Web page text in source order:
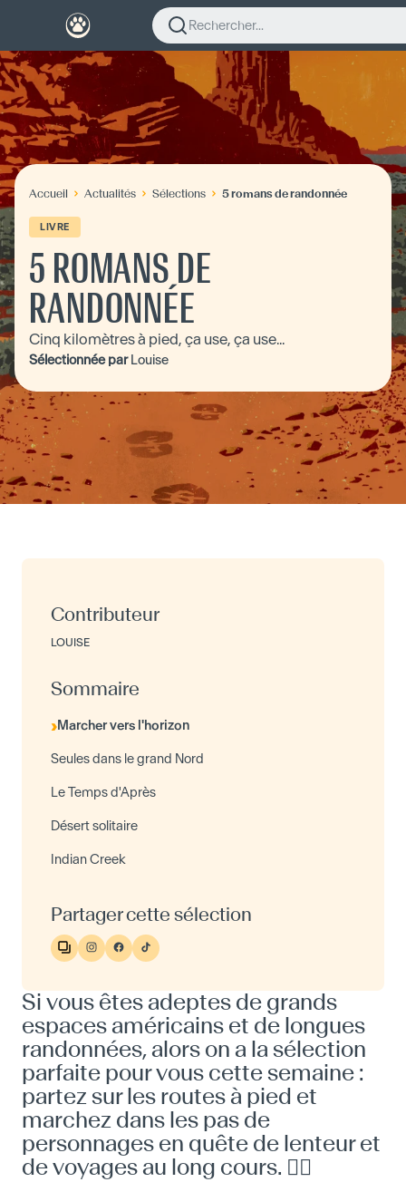
Rechercher...
Accueil Actualités Sélections 5 romans de randonnée
LIVRE
5 ROMANS DE
RANDONNÉE
Cinq kilomètres à pied, ça use, ça use...
Sélectionnée par Louise
Contributeur
LOUISE
Sommaire
Marcher vers l'horizon
Seules dans le grand Nord
Le Temps d'Après
Désert solitaire
Indian Creek
Partager cette sélection
Si vous êtes adeptes de grands
espaces américains et de longues
randonnées, alors on a la sélection
parfaite pour vous cette semaine :
partez sur les routes à pied et
marchez dans les pas de
personnages en quête de lenteur et
de voyages au long cours. 🚶‍♀️